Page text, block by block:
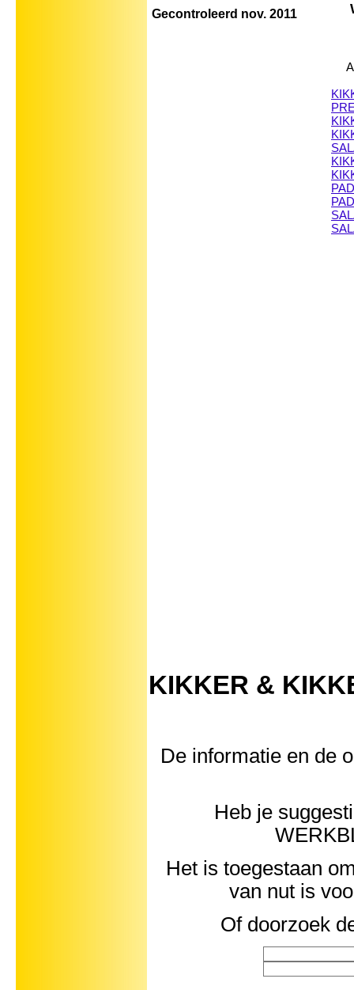
Gecontroleerd nov. 2011
KIKKER &
De informatie en de
Heb je
Het is toegestaan
van nut is
Of doorzoek